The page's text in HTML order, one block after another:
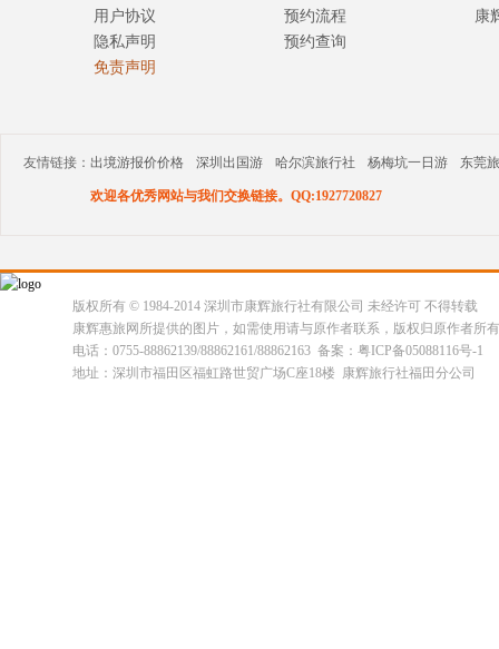
用户协议
隐私声明
免责声明
预约流程
预约查询
康
友情链接： 出境游报价价格 深圳出国游 哈尔滨旅行社 杨梅坑一日游 东莞
欢迎各优秀网站与我们交换链接。QQ:1927720827
版权所有 © 1984-2014 深圳市康辉旅行社有限公司 未经许可 不得转载
康辉惠旅网所提供的图片，如需使用请与原作者联系，版权归原作者所
电话：0755-88862139/88862161/88862163 备案：粤ICP备05088116号-1
地址：深圳市福田区福虹路世贸广场C座18楼 康辉旅行社福田分公司